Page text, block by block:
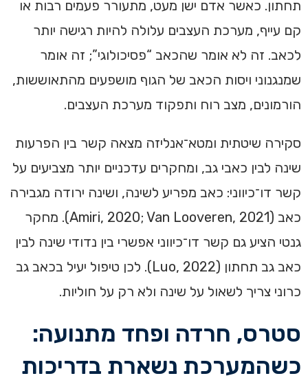
תחתון. כאשר אדם ישן מעט, מתעורר פעמים רבות או
קם עייף, מערכת העצבים עלולה להיות רגישה יותר
לכאב. זה לא אומר שהכאב “פסיכולוגי”; זה אומר
שמנגנוני ויסות הכאב של הגוף מושפעים מהתאוששות,
הורמונים, מצב רוח ותפקוד מערכת העצבים.
סקירה שיטתית ומטא־אנליזה מצאה קשר בין הפרעות
שינה לבין כאבי גב, ומחקרים עדכניים יותר מצביעים על
קשר דו־כיווני: כאב מפריע לשינה, ושינה ירודה מגבירה
כאב (Amiri, 2020; Van Looveren, 2021). מחקר
גנטי הציע גם קשר דו־כיווני אפשרי בין נדודי שינה לבין
כאב גב תחתון (Luo, 2022). לכן טיפול יעיל בכאב גב
כרוני צריך לשאול על שינה ולא רק על חוליות.
סטרס, חרדה ופחד מתנועה:
כשהמערכת נשארת בדריכות